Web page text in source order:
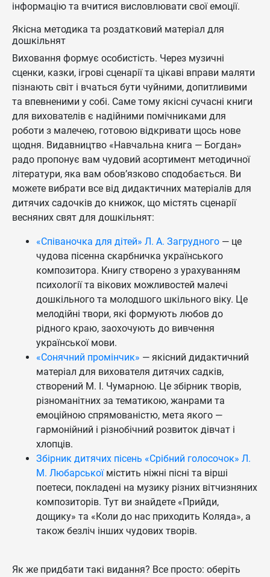
інформацію та вчитися висловлювати свої емоції.
Якісна методика та роздатковий матеріал для
дошкільнят
Виховання формує особистість. Через музичні
сценки, казки, ігрові сценарії та цікаві вправи маляти
пізнають світ і вчаться бути чуйними, допитливими
та впевненими у собі. Саме тому якісні сучасні книги
для вихователів є надійними помічниками для
роботи з малечею, готовою відкривати щось нове
щодня. Видавництво «Навчальна книга — Богдан»
радо пропонує вам чудовий асортимент методичної
літератури, яка вам обов’язково сподобається. Ви
можете вибрати все від дидактичних матеріалів для
дитячих садочків до книжок, що містять сценарії
весняних свят для дошкільнят:
«Співаночка для дітей» Л. А. Загрудного — це
чудова пісенна скарбничка українського
композитора. Книгу створено з урахуванням
психології та вікових можливостей малечі
дошкільного та молодшого шкільного віку. Це
мелодійні твори, які формують любов до
рідного краю, заохочують до вивчення
української мови.
«Сонячний промінчик» — якісний дидактичний
матеріал для вихователя дитячих садків,
створений М. І. Чумарною. Це збірник творів,
різноманітних за тематикою, жанрами та
емоційною спрямованістю, мета якого —
гармонійний і різнобічний розвиток дівчат і
хлопців.
Збірник дитячих пісень «Срібний голосочок» Л.
М. Любарськоїмістить ніжні пісні та вірші
поетеси, покладені на музику різних вітчизняних
композиторів. Тут ви знайдете «Прийди,
дощику» та «Коли до нас приходить Коляда», а
також безліч інших чудових творів.
Як же придбати такі видання? Все просто: оберіть